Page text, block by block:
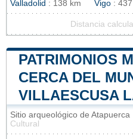
Valladolid : 138 km Vigo :
Distancia
PATRIMONIOS
CERCA DEL
VILLAESCUSA
Sitio arqueológico de Atapuerca
Cultural